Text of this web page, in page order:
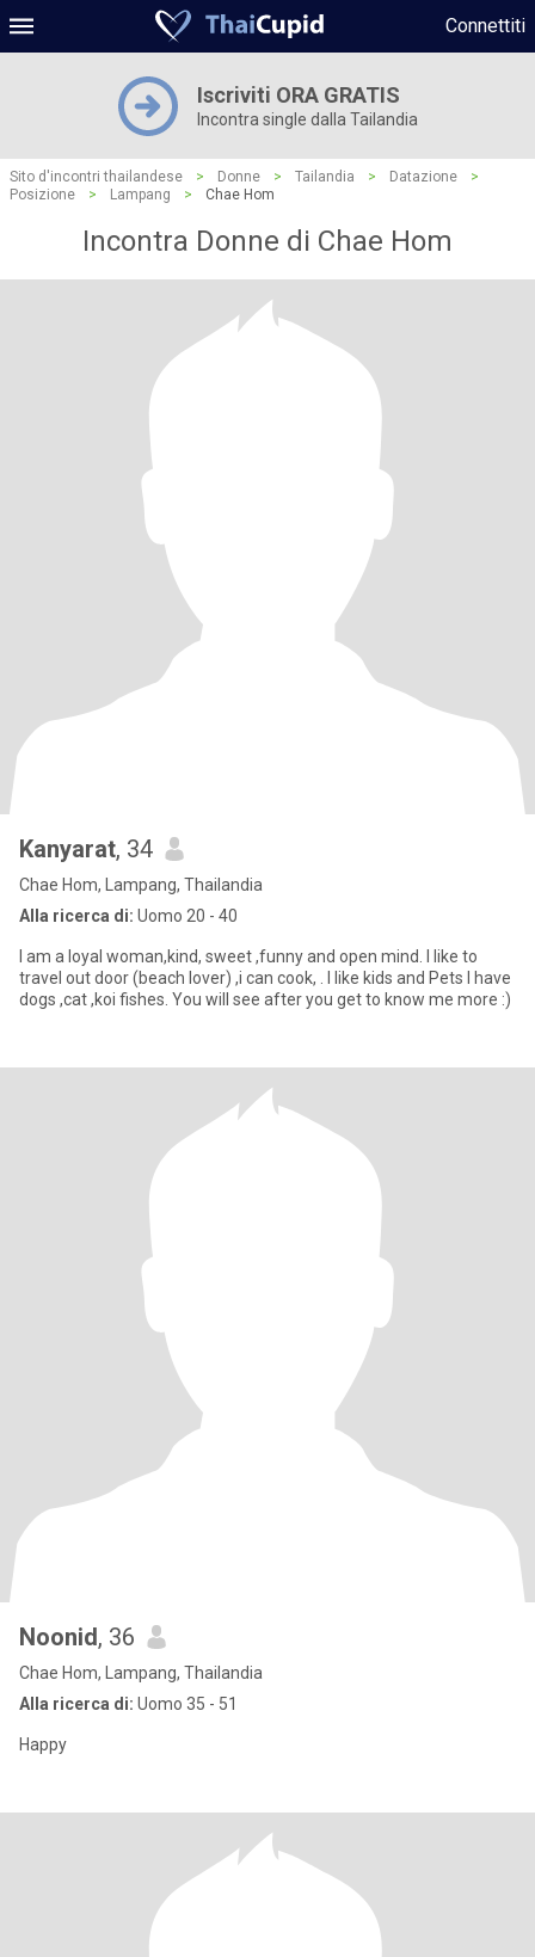
Connettiti
Iscriviti ORA GRATIS
Incontra single dalla Tailandia
Sito d'incontri thailandese > Donne > Tailandia > Datazione
>
Posizione
> Lampang > Chae Hom
Incontra Donne di Chae Hom
Kanyarat, 34
Chae Hom, Lampang, Thailandia
Alla ricerca di: Uomo 20 - 40
I am a loyal woman,kind, sweet ,funny and open mind. I like to
travel out door (beach lover) ,i can cook, . I like kids and Pets I have
dogs ,cat ,koi fishes. You will see after you get to know me more :)
Noonid, 36
Chae Hom, Lampang, Thailandia
Alla ricerca di: Uomo 35 - 51
Happy